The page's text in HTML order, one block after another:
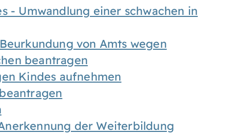
- Umwandlung einer schwachen in
von Amts wegen
beantragen
Kindes aufnehmen
der Weiterbildung